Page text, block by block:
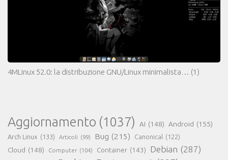
4MLinux 52.0: la distribuzione GNU/Linux minimalista… (1)
Aggiornamento (1037) AI (148) Android (155)
Arch Linux (133) Articoli (99) Bug (215) Canonical (122)
Cloud (148) Computer (104) Container (143) Debian (287)